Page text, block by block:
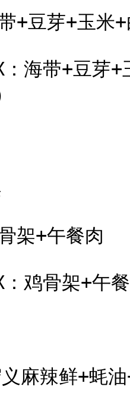
+豆芽+玉米
：海带+豆芽
架+午餐肉
：鸡骨架+午
麻辣鲜+蚝